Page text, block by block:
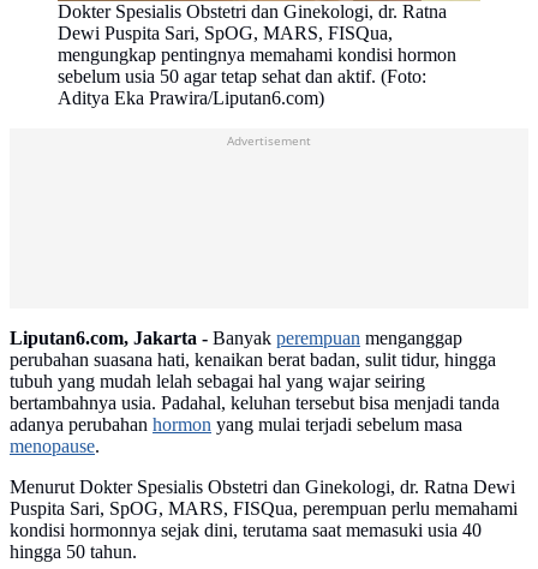
Dokter Spesialis Obstetri dan Ginekologi, dr. Ratna
Dewi Puspita Sari, SpOG, MARS, FISQua,
mengungkap pentingnya memahami kondisi hormon
sebelum usia 50 agar tetap sehat dan aktif. (Foto:
Aditya Eka Prawira/Liputan6.com)
Advertisement
Liputan6.com, Jakarta - Banyak perempuan menganggap
perubahan suasana hati, kenaikan berat badan, sulit tidur, hingga
tubuh yang mudah lelah sebagai hal yang wajar seiring
bertambahnya usia. Padahal, keluhan tersebut bisa menjadi tanda
adanya perubahan hormon yang mulai terjadi sebelum masa
menopause.
Menurut Dokter Spesialis Obstetri dan Ginekologi, dr. Ratna Dewi
Puspita Sari, SpOG, MARS, FISQua, perempuan perlu memahami
kondisi hormonnya sejak dini, terutama saat memasuki usia 40
hingga 50 tahun.